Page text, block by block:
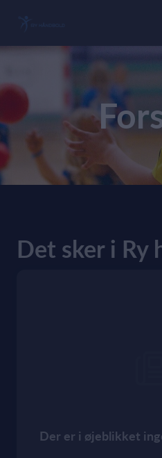
Det sker i Ry
Der er i øjeblikket